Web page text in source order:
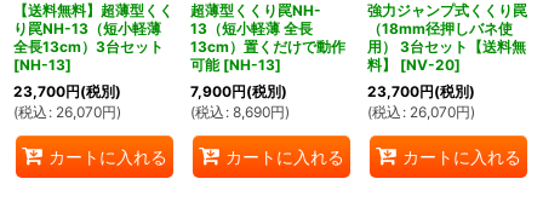
【送料無料】超薄型くく
り罠NH-13（短小軽薄
全長13cm）3台セット
[NH-13]
23,700円(税別)
(税込 : 26,070円)
カートに入れる
超薄型くくり罠NH-
13（短小軽薄 全長
13cm）置くだけで動作
可能 [NH-13]
7,900円(税別)
(税込 : 8,690円)
カートに入れる
強力ジャンプ式くくり罠
（18mm径押しバネ使
用） 3台セット【送料無
料】
[NV-20]
23,700円(税別)
(税込 : 26,070円)
カートに入れる